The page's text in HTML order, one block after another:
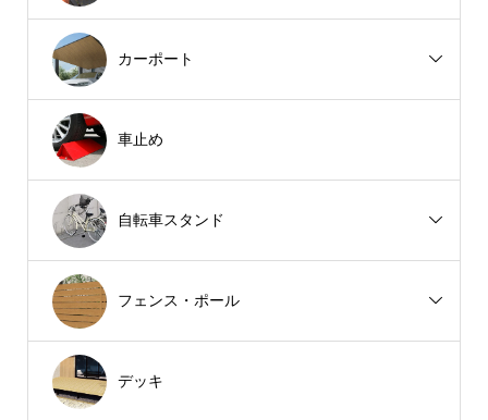
カーポート
車止め
自転車スタンド
フェンス・ポール
デッキ